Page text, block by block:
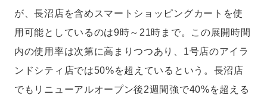
が、長沼店を含めスマートショッピングカートを使
用可能としているのは9時～21時まで。この展開時間
内の使用率は次第に高まりつつあり、1号店のアイラ
ンドシティ店では50%を超えているという。長沼店
でもリニューアルオープン後2週間強で40%を超える